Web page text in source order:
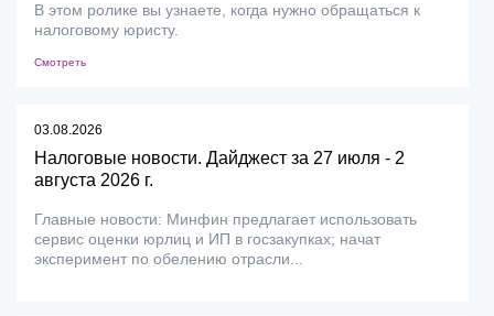
В этом ролике вы узнаете, когда нужно обращаться к
налоговому юристу.
Смотреть
03.08.2026
Налоговые новости. Дайджест за 27 июля - 2
августа 2026 г.
Главные новости: Минфин предлагает использовать
сервис оценки юрлиц и ИП в госзакупках; начат
эксперимент по обелению отрасли...